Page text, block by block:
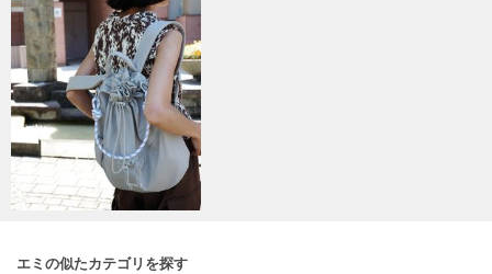
null.
ヌル
On
オン
Onitsuka Tiger
オニツカ タイガー
オルグ
エミの似たカテゴリを探す